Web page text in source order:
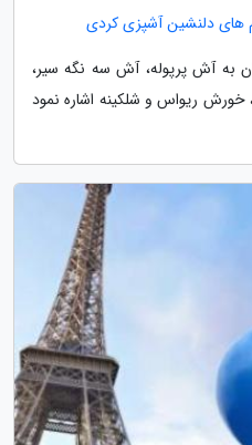
های دلنشین آشپزی کردی
به آش پرپوله، آش سه نگه سیر،
ریواس و شلکینه اشاره نمود